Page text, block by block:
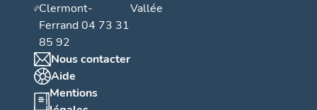
Clermont-
Ferrand 04 73 31
85 92
Nous contacter
Aide
Mentions
Vallée